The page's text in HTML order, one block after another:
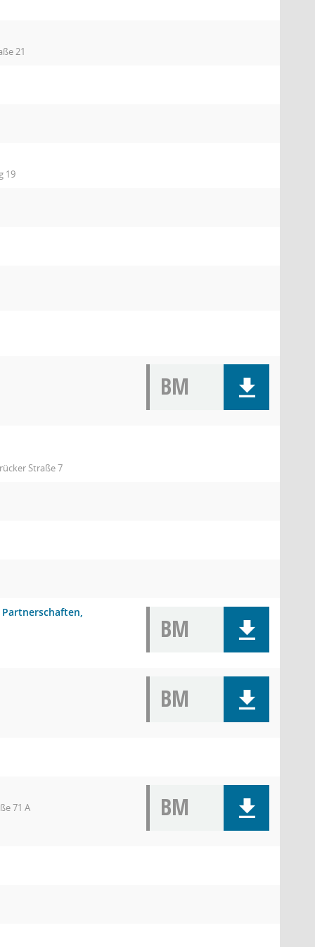
21
19
BM
Straße 7
BM
BM
71 A BM